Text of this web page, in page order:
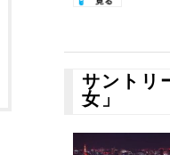
サントリ
女」